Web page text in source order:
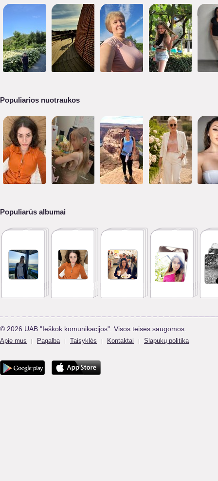
Populiarios nuotraukos
Populiarūs albumai
© 2026 UAB "Ieškok komunikacijos". Visos teisės saugomos.
Apie mus | Pagalba | Taisyklės | Kontaktai | Slapukų politika